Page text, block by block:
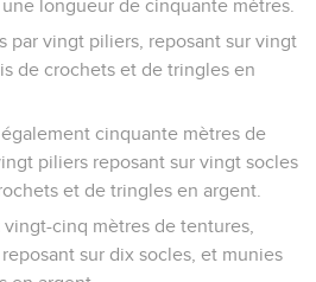
longueur de cinquante mètres.
par vingt piliers, reposant sur vingt
de crochets et de tringles en
cinquante mètres de
piliers reposant sur vingt socles
et de tringles en argent.
vingt-cinq mètres de tentures,
sur dix socles, et munies